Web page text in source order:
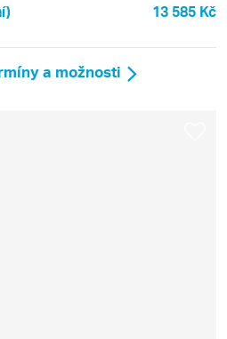
13 585 Kč
a možnosti